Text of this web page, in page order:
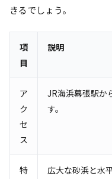
きるでしょう。
項
目
説明
ア
ク
セ
ス
JR海浜幕張駅か
す。
特
広大な砂浜と水